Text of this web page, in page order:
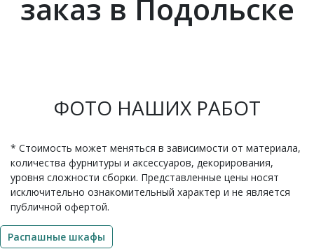
заказ в Подольске
ФОТО НАШИХ РАБОТ
* Стоимость может меняться в зависимости от материала,
количества фурнитуры и аксессуаров, декорирования,
уровня сложности сборки. Представленные цены носят
исключительно ознакомительный характер и не является
публичной офертой.
Распашные шкафы